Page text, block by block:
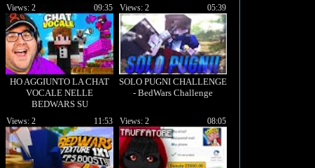
HO AGGIUNTO LA CHAT
VOCALE NELLE
BEDWARS SU
MINECRAFT!
09:35
Views: 2
SOLO PUGNI CHALLENGE
- BedWars Challenge
05:39
Views: 2
11:53
Views: 2 08:05
Views: 2